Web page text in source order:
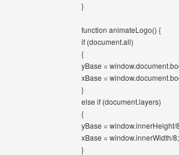
}
function animateLogo() {
if (document.all)
{
yBase =
xBase =
}
else if (document.layers)
{
yBase = window.innerHeight/
xBase = window.innerWidth/8;
}